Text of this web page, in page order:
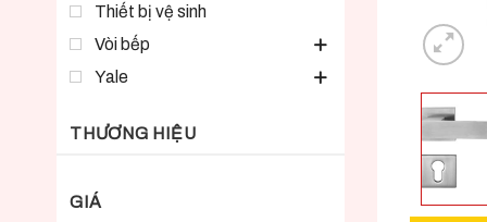
Thiết bị vệ sinh
Vòi bếp
Yale
THƯƠNG HIỆU
GIÁ